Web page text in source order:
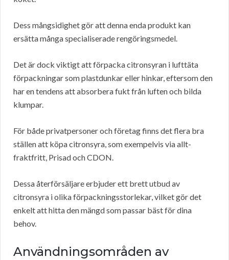
Dess mångsidighet gör att denna enda produkt kan
ersätta många specialiserade rengöringsmedel.
Det är dock viktigt att förpacka citronsyran i lufttäta
förpackningar som plastdunkar eller hinkar, eftersom den
har en tendens att absorbera fukt från luften och bilda
klumpar.
För både privatpersoner och företag finns det flera bra
ställen att köpa citronsyra, som exempelvis via allt-
fraktfritt, Prisad och CDON.
Dessa återförsäljare erbjuder ett brett utbud av
citronsyra i olika förpackningsstorlekar, vilket gör det
enkelt att hitta den mängd som passar bäst för dina
behov.
Användningsområden av